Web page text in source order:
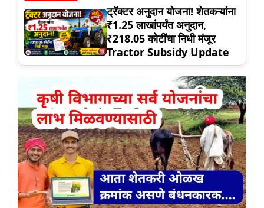
ट्रॅक्टर अनुदान योजना! शेतकऱ्यांना
₹1.25 लाखांपर्यंत अनुदान,
₹218.05 कोटींचा निधी मंजूर
Tractor Subsidy Update